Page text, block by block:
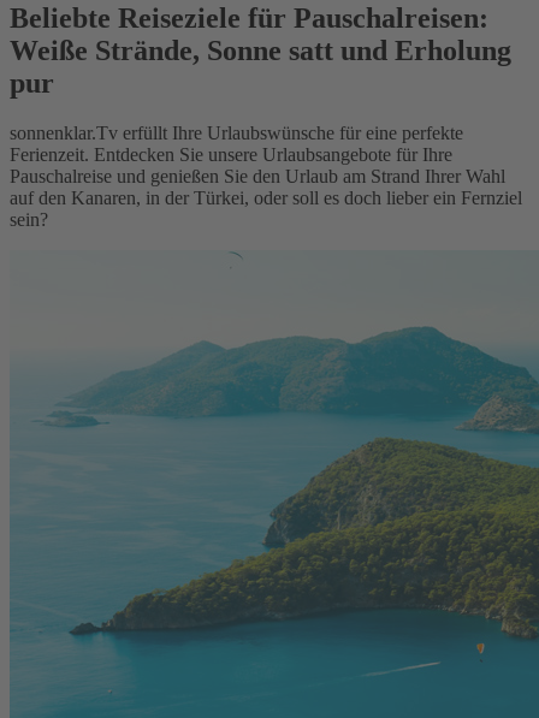
Beliebte Reiseziele für Pauschalreisen:
Weiße Strände, Sonne satt und Erholung
pur
sonnenklar.Tv erfüllt Ihre Urlaubswünsche für eine perfekte
Ferienzeit. Entdecken Sie unsere Urlaubsangebote für Ihre
Pauschalreise und genießen Sie den Urlaub am Strand Ihrer Wahl
auf den Kanaren, in der Türkei, oder soll es doch lieber ein Fernziel
sein?